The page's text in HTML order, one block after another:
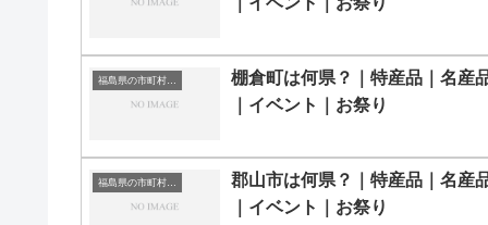
福島県の市町村一覧
棚倉町は何県？｜特産品｜名産
｜イベント｜お祭り
福島県の市町村一覧
郡山市は何県？｜特産品｜名産
｜イベント｜お祭り